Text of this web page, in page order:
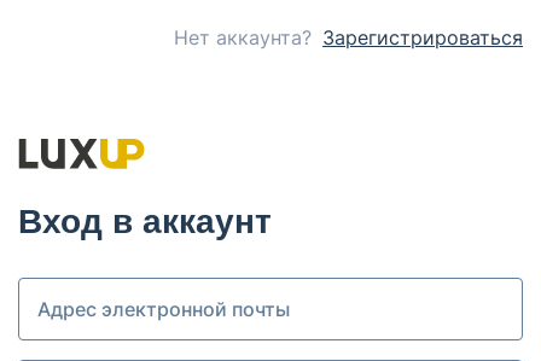
Нет аккаунта? Зарегистрироваться
Вход в аккаунт